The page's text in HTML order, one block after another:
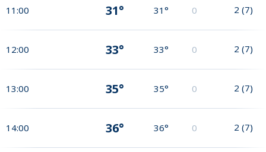
11:00 31° 31° 0 2 (7)
12:00 33° 33° 0 2 (7)
13:00 35° 35° 0 2 (7)
14:00 36° 36° 0 2 (7)